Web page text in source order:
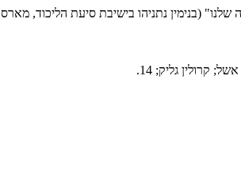
נתניהו בישיבת סיעת הליכוד, מארס 2019).
קרולין גליק; 14.